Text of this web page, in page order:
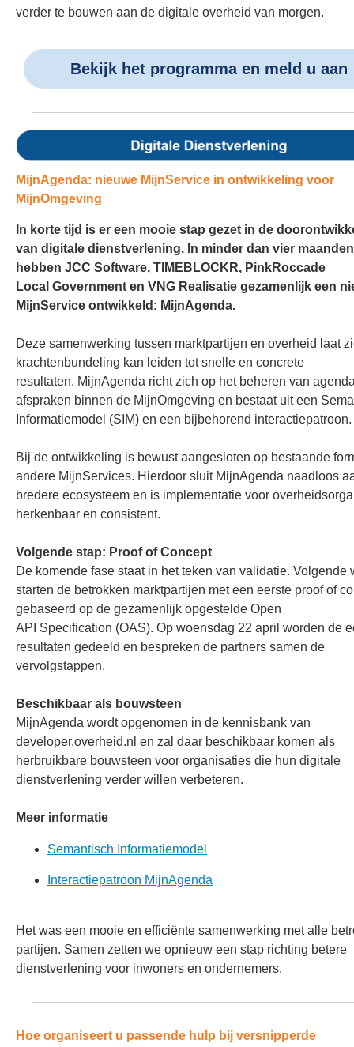
verder te bouwen aan de digitale overheid van morgen.
Bekijk het programma en meld u aan
MijnAgenda: nieuwe MijnService in ontwikkeling voor
MijnOmgeving
In korte tijd is er een mooie stap gezet in de
van digitale dienstverlening. In minder dan vier maanden
hebben JCC Software, TIMEBLOCKR, PinkRoccade
Local Government en VNG Realisatie gezamenlijk een
MijnService ontwikkeld: MijnAgenda.
Deze samenwerking tussen marktpartijen en overheid laat
krachtenbundeling kan leiden tot snelle en concrete
resultaten. MijnAgenda richt zich op het beheren van
afspraken binnen de MijnOmgeving en bestaat uit een
Informatiemodel (SIM) en een bijbehorend interactiepatroon.
Bij de ontwikkeling is bewust aangesloten op bestaande
andere MijnServices. Hierdoor sluit MijnAgenda naadloos
bredere ecosysteem en is implementatie voor
herkenbaar en consistent.
Volgende stap: Proof of Concept
De komende fase staat in het teken van validatie. Volgende
starten de betrokken marktpartijen met een eerste proof of
gebaseerd op de gezamenlijk opgestelde Open
API Specification (OAS). Op woensdag 22 april worden de
resultaten gedeeld en bespreken de partners samen de
vervolgstappen.
Beschikbaar als bouwsteen
MijnAgenda wordt opgenomen in de kennisbank van
developer.overheid.nl en zal daar beschikbaar komen als
herbruikbare bouwsteen voor organisaties die hun digitale
dienstverlening verder willen verbeteren.
Meer informatie
Semantisch Informatiemodel
Interactiepatroon MijnAgenda
Het was een mooie en efficiënte samenwerking met alle
partijen. Samen zetten we opnieuw een stap richting betere
dienstverlening voor inwoners en ondernemers.
Hoe organiseert u passende hulp bij versnipperde